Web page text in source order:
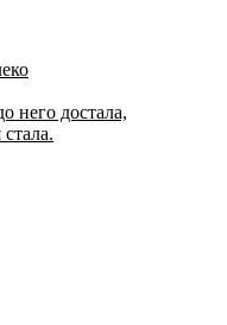
него достала,